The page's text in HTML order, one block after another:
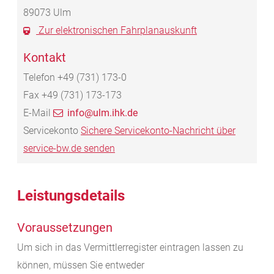
89073 Ulm
Zur elektronischen Fahrplanauskunft
Kontakt
Telefon +49 (731) 173-0
Fax +49 (731) 173-173
E-Mail
info@ulm.ihk.de
Servicekonto Sichere Servicekonto-Nachricht über
service-bw.de senden
Leistungsdetails
Voraussetzungen
Um sich in das Vermittlerregister eintragen lassen zu
können, müssen Sie entweder